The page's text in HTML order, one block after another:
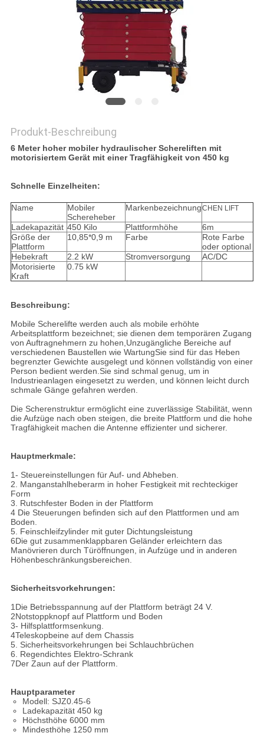
Produkt-Beschreibung
6 Meter hoher mobiler hydraulischer Schereliften mit
motorisiertem Gerät mit einer Tragfähigkeit von 450 kg
Schnelle Einzelheiten:
Name
Mobiler
Schereheber
MarkenbezeichnungCHEN LIFT
Ladekapazität 450 Kilo Plattformhöhe
6m
Größe der
Plattform
10,85*0,9 m Farbe
Rote Farbe
oder optional
Hebekraft
2.2 kW Stromversorgung
AC/DC
Motorisierte
Kraft
0.75 kW
Beschreibung:
Mobile Scherelifte werden auch als mobile erhöhte
Arbeitsplattform bezeichnet; sie dienen dem temporären Zugang
von Auftragnehmern zu hohen,Unzugängliche Bereiche auf
verschiedenen Baustellen wie WartungSie sind für das Heben
begrenzter Gewichte ausgelegt und können vollständig von einer
Person bedient werden.Sie sind schmal genug, um in
Industrieanlagen eingesetzt zu werden, und können leicht durch
schmale Gänge gefahren werden.
Die Scherenstruktur ermöglicht eine zuverlässige Stabilität, wenn
die Aufzüge nach oben steigen, die breite Plattform und die hohe
Tragfähigkeit machen die Antenne effizienter und sicherer.
Hauptmerkmale:
1- Steuereinstellungen für Auf- und Abheben.
2. Manganstahlheberarm in hoher Festigkeit mit rechteckiger
Form
3. Rutschfester Boden in der Plattform
4 Die Steuerungen befinden sich auf den Plattformen und am
Boden.
5. Feinschleifzylinder mit guter Dichtungsleistung
6Die gut zusammenklappbaren Geländer erleichtern das
Manövrieren durch Türöffnungen, in Aufzüge und in anderen
Höhenbeschränkungsbereichen.
Sicherheitsvorkehrungen:
1Die Betriebsspannung auf der Plattform beträgt 24 V.
2Notstoppknopf auf Plattform und Boden
3- Hilfsplattformsenkung.
4Teleskopbeine auf dem Chassis
5. Sicherheitsvorkehrungen bei Schlauchbrüchen
6. Regendichtes Elektro-Schrank
7Der Zaun auf der Plattform.
Hauptparameter
Modell: SJZ0.45-6
Ladekapazität 450 kg
Höchsthöhe 6000 mm
Mindesthöhe 1250 mm